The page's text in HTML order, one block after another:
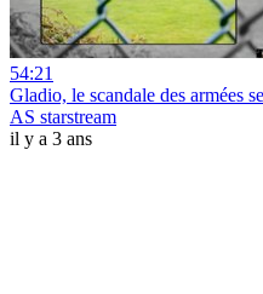
54:21
Gladio, le scandale des armées
AS starstream
il y a 3 ans